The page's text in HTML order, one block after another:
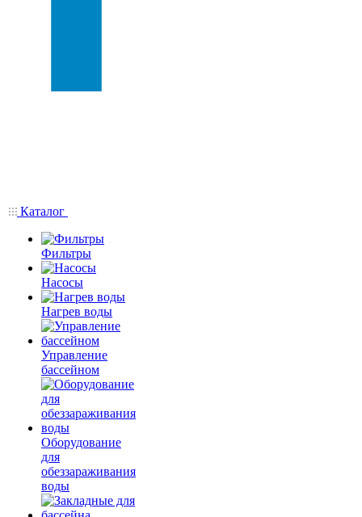
Каталог
Фильтры
Насосы
Нагрев воды
Управление
бассейном
Оборудование
для
обеззараживания
воды